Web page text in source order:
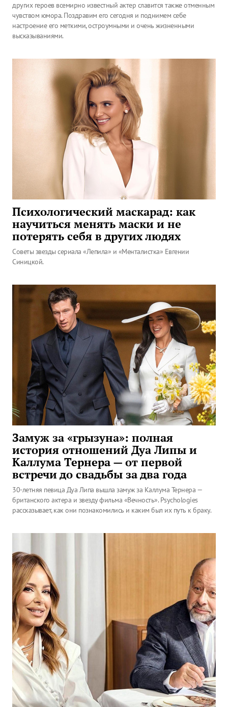
других героев всемирно известный актер славится также отменным
чувством юмора. Поздравим его сегодня и поднимем себе
настроение его меткими, остроумными и очень жизненными
высказываниями.
Психологический маскарад: как
научиться менять маски и не
потерять себя в других людях
Советы звезды сериала «Лепила» и «Менталистка» Евгении
Синицкой.
Замуж за «грызуна»: полная
история отношений Дуа Липы и
Каллума Тернера — от первой
встречи до свадьбы за два года
30-летняя певица Дуа Липа вышла замуж за Каллума Тернера —
британского актера и звезду фильма «Вечность». Psychologies
рассказывает, как они познакомились и каким был их путь к браку.